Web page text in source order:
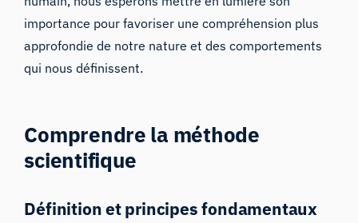
importance pour favoriser une compréhension plus
approfondie de notre nature et des comportements
qui nous définissent.
Comprendre la méthode
scientifique
Définition et principes fondamentaux